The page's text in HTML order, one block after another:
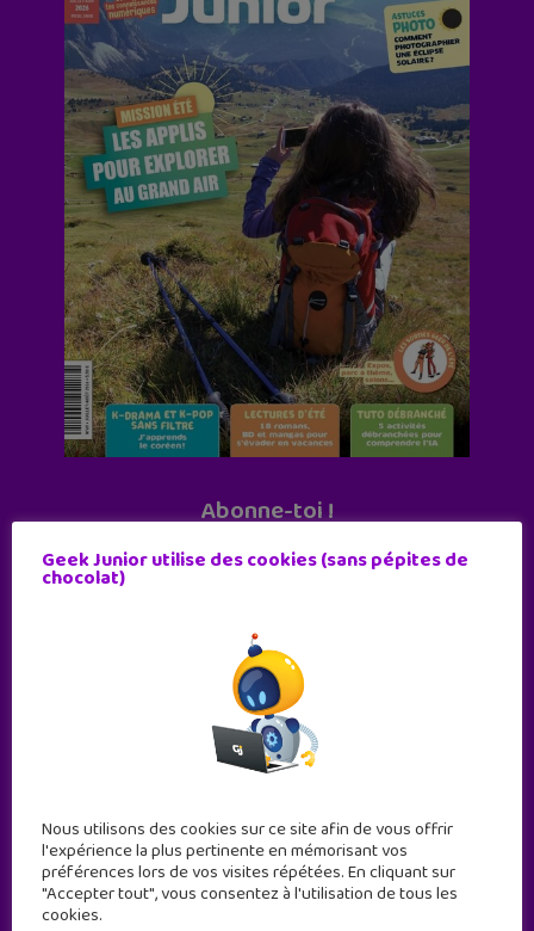
Abonne-toi !
11 numéros par an
Geek Junior utilise des cookies (sans pépites de
chocolat)
Nous utilisons des cookies sur ce site afin de vous offrir
l'expérience la plus pertinente en mémorisant vos
préférences lors de vos visites répétées. En cliquant sur
"Accepter tout", vous consentez à l'utilisation de tous les
cookies.